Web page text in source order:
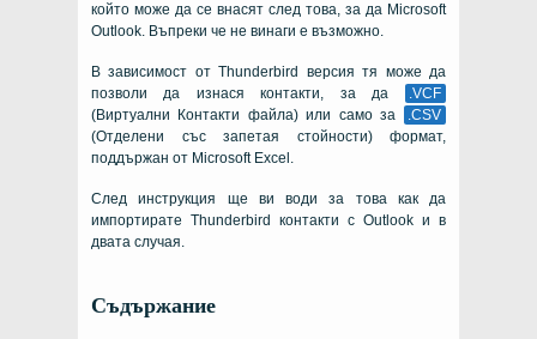
който може да се внасят след това, за да Microsoft
Outlook. Въпреки че не винаги е възможно.
В зависимост от Thunderbird версия тя може да
позволи да изнася контакти, за да
.VCF
(Виртуални Контакти файла) или само за
.CSV
(Отделени със запетая стойности) формат,
поддържан от Microsoft Excel.
След инструкция ще ви води за това как да
импортирате Thunderbird контакти с Outlook и в
двата случая.
Съдържание